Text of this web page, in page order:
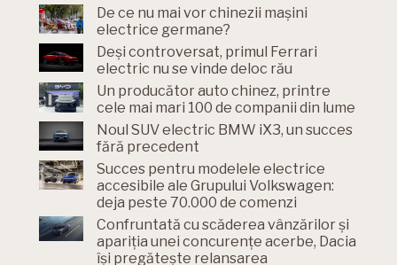
De ce nu mai vor chinezii mașini
electrice germane?
Deși controversat, primul Ferrari
electric nu se vinde deloc rău
Un producător auto chinez, printre
cele mai mari 100 de companii din lume
Noul SUV electric BMW iX3, un succes
fără precedent
Succes pentru modelele electrice
accesibile ale Grupului Volkswagen:
deja peste 70.000 de comenzi
Confruntată cu scăderea vânzărilor și
apariția unei concurențe acerbe, Dacia
își pregătește relansarea